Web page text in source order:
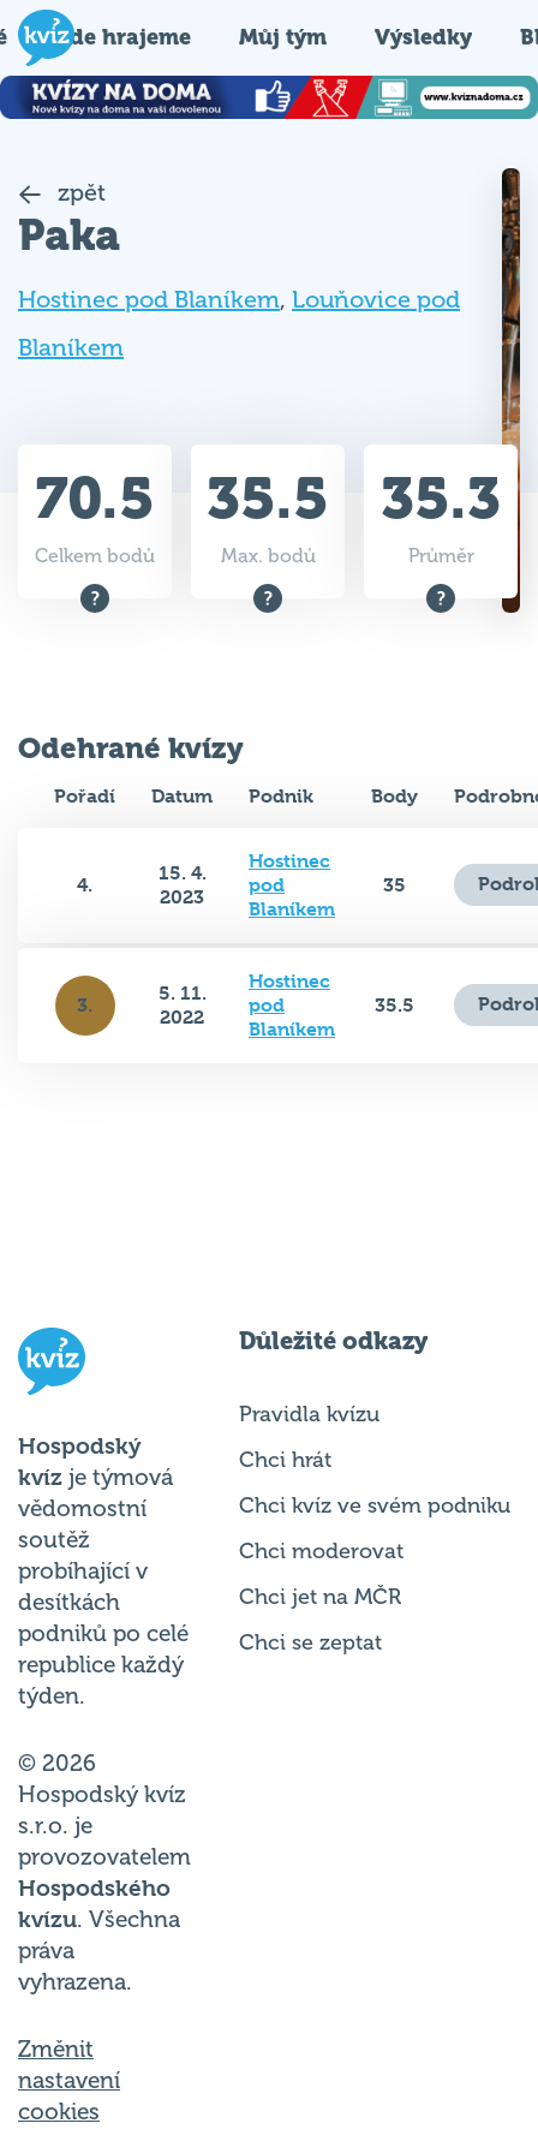
Kde hrajeme Můj tým Výsledky
zpět
Paka
Hostinec pod Blaníkem, Louňovice pod
Blaníkem
70.5
Celkem bodů
35.5
Max. bodů
35.3
Průměr
Odehrané kvízy
Pořadí Datum Podnik Body
4.
15. 4.
2023
Hostinec
pod
Blaníkem
35
3.
5. 11.
2022
Hostinec
pod
Blaníkem
35.5
Hospodský
kvíz je týmová
vědomostní
soutěž
probíhající v
desítkách
podniků po celé
republice každý
týden.
© 2026
Hospodský kvíz
s.r.o. je
provozovatelem
Hospodského
kvízu. Všechna
práva
vyhrazena.
Změnit
nastavení
cookies
Důležité odkazy
Pravidla kvízu
Chci hrát
Chci kvíz ve svém podniku
Chci moderovat
Chci jet na MČR
Chci se zeptat